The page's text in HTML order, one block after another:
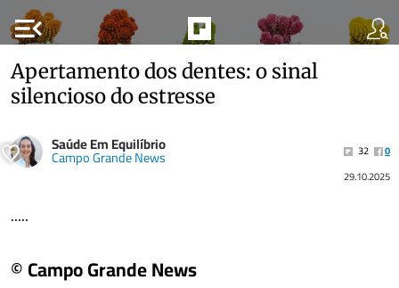
menu_open
Apertamento dos dentes: o sinal
silencioso do estresse
Saúde Em Equilíbrio
Campo Grande News 32
0
29.10.2025
.....
© Campo Grande News